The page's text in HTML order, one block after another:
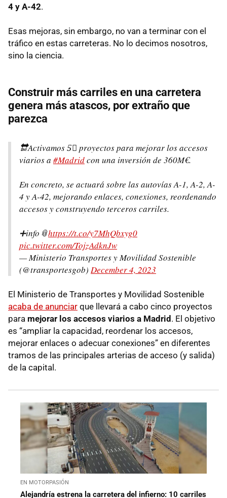
4 y A-42.
Esas mejoras, sin embargo, no van a terminar con el
tráfico en estas carreteras. No lo decimos nosotros,
sino la ciencia.
Construir más carriles en una carretera
genera más atascos, por extraño que
parezca
🔛Activamos 5⃣ proyectos para mejorar los accesos
viarios a #Madridcon una inversión de 360M€.
En concreto, se actuará sobre las autovías A-1, A-2, A-
4 y A-42, mejorando enlaces, conexiones, reordenando
accesos y construyendo terceros carriles.
➕info📎https://t.co/y7MhQbxyg0
pic.twitter.com/TojzAdknJw
— Ministerio Transportes y Movilidad Sostenible
(@transportesgob) December 4, 2023
El Ministerio de Transportes y Movilidad Sostenible
acaba de anunciar que llevará a cabo cinco proyectos
para mejorar los accesos viarios a Madrid. El objetivo
es “ampliar la capacidad, reordenar los accesos,
mejorar enlaces o adecuar conexiones” en diferentes
tramos de las principales arterias de acceso (y salida)
de la capital.
EN MOTORPASIÓN
Alejandría estrena la carretera del infierno: 10 carriles